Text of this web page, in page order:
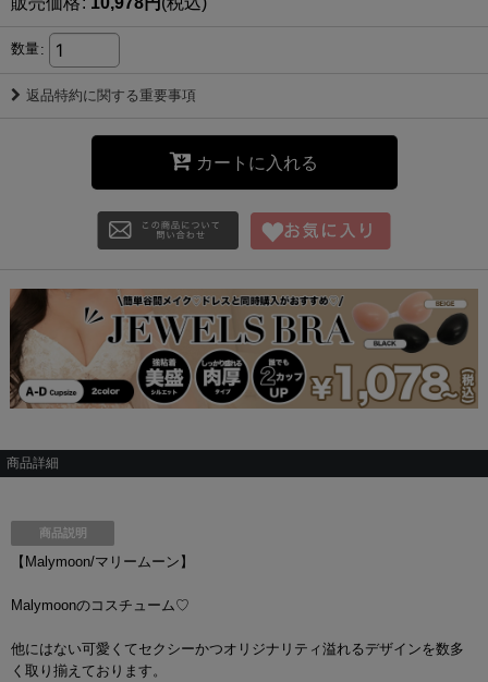
数量:
返品特約に関する重要事項
カートに入れる
商品詳細
商品説明
【Malymoon/マリームーン】
Malymoonのコスチューム♡
他にはない可愛くてセクシーかつオリジナリティ溢れるデザインを数多
く取り揃えております。